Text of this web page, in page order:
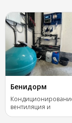
Бенидорм
вентиляция и
отопление.